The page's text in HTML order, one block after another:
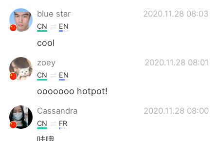
blue star 2020.11.28 08:03
CN EN
cool
zoey 2020.11.28 08:01
CN EN
ooooooo hotpot!
Cassandra 2020.11.28 08:00
CN FR